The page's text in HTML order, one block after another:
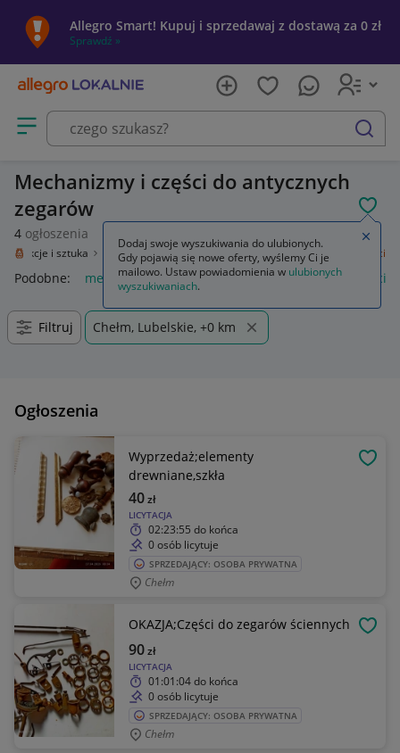
Allegro Smart! Kupuj i sprzedawaj z dostawą za 0 zł
Sprawdź »
Otwórz menu z kategoriami
szukaj
Mechanizmy i części do antycznych
zegarów
4 ogłoszenia
Kolekcje i sztuka Design i Antyki Zegary, zegarki Mechanizmy i części
Podobne: mechanizmy i części zegary mechanizmy i części
Filtruj Chełm, Lubelskie, +0 km
Ogłoszenia
Wyprzedaż;elementy
drewniane,szkła
LICYTACJA
40zł
02:23:55 do końca
0 osób licytuje
SPRZEDAJĄCY: OSOBA PRYWATNA
Chełm
OKAZJA;Części do zegarów ściennych
LICYTACJA
90zł
01:01:04do końca
0 osób licytuje
SPRZEDAJĄCY: OSOBA PRYWATNA
Chełm
Dodaj swoje wyszukiwania do ulubionych.
Gdy pojawią się nowe oferty, wyślemy Ci je
mailowo. Ustaw powiadomienia w ulubionych
wyszukiwaniach.